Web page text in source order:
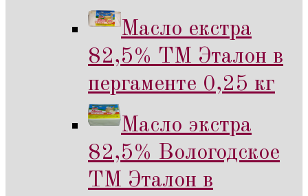
Масло екстра
82,5% ТМ Эталон в
пергаменте 0,25 кг
Масло экстра
82,5% Вологодское
ТМ Эталон в